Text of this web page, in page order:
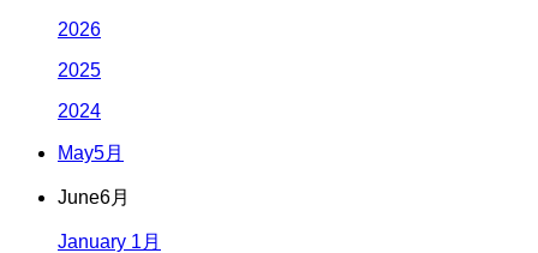
2026
2025
2024
May5月
June6月
January 1月